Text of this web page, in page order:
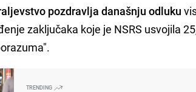
pozdravlja današnju odluku
zaključaka koje je NSRS usvojila
TRENDING